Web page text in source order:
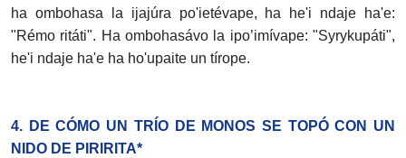
ha ombohasa la ijajúra po'ietévape, ha he'i ndaje ha'e:
"Rémo ritáti". Ha ombohasávo la ipo’imívape: "Syrykupáti",
he'i ndaje ha'e ha ho'upaite un tírope.
4. DE CÓMO UN TRÍO DE MONOS SE TOPÓ CON UN
NIDO DE PIRIRITA*